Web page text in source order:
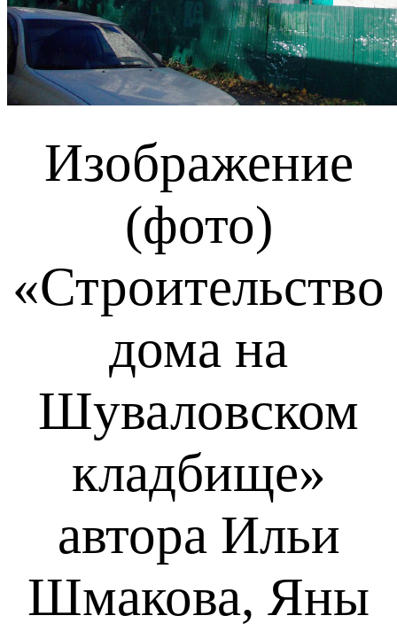
Изображение
(фото)
«Строительство
дома на
Шуваловском
кладбище»
автора Ильи
Шмакова, Яны